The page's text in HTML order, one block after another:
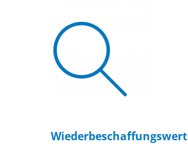
Wiederbeschaffungs­wert